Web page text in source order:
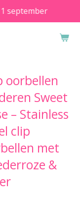
september
oorbellen
Sweet
– Stainless
clip
met
&